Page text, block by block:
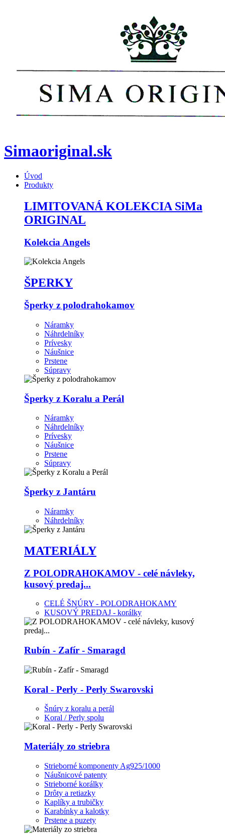
Simaoriginal.sk
Úvod
Produkty
LIMITOVANÁ KOLEKCIA SiMa
ORIGINAL
Kolekcia Angels
ŠPERKY
Šperky z polodrahokamov
Náramky
Náhrdelníky
Prívesky
Náušnice
Prstene
Súpravy
Šperky z Koralu a Perál
Náramky
Náhrdelníky
Prívesky
Náušnice
Prstene
Súpravy
Šperky z Jantáru
Náramky
Náhrdelníky
MATERIÁLY
Z POLODRAHOKAMOV - celé návleky,
kusový predaj...
CELÉ ŠNÚRY - POLODRAHOKAMY
KUSOVÝ PREDAJ - korálky
Rubín - Zafír - Smaragd
Koral - Perly - Perly Swarovski
Šnúry z koralu a perál
Koral / Perly spolu
Materiály zo striebra
Strieborné komponenty Ag925/1000
Náušnicové patenty
Strieborné korálky
Drôty a retiazky
Kaplíky a trubičky
Karabínky a kalotky
Prstene a puzety